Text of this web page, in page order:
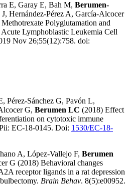
E, Garay E, Bah M, Berumen-
J, Hernández-Pérez A, García-Alcocer
Polyglutamation and
Lymphoblastic Leukemia Cell
Nov 26;55(12):758. doi:
Pérez-Sánchez G, Pavón L,
G, Berumen LC (2018) Effect
on cytotoxic immune
EC-18-0145. Doi: 1530/EC-18-
A, López-Vallejo F, Berumen
G (2018) Behavioral changes
receptor ligands in a rat depression
Brain Behav. 8(5):e00952.